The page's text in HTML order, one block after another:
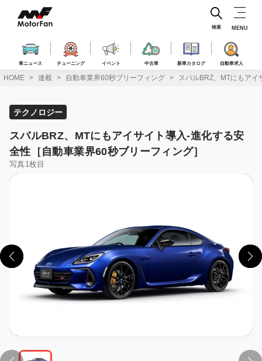
ス
車ニュース チューニング イベント 中古車 新車カタログ 自動車求人
検索 MENU
HOME 連載 自動車業界60秒ブリーフィング スバルBRZ、MTにもアイ
テクノロジー
スバルBRZ、MTにもアイサイト導入‐進化する安
全性［自動車業界60秒ブリーフィング］
写真1枚目